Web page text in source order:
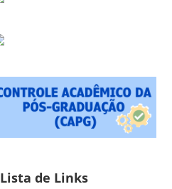
Lista de Links